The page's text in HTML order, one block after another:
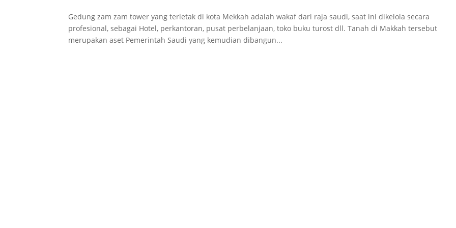
Gedung zam zam tower yang terletak di kota Mekkah adalah wakaf dari raja saudi, saat ini dikelola secara
profesional, sebagai Hotel, perkantoran, pusat perbelanjaan, toko buku turost dll. Tanah di Makkah tersebut
merupakan aset Pemerintah Saudi yang kemudian dibangun...